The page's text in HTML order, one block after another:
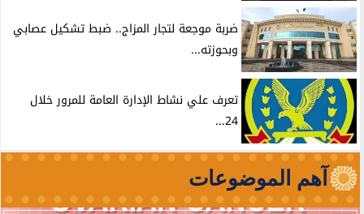
ضربة موجعة لتجار المزاج.. ضبط تشكيل عصابي
وبحوزته...
تعرف علي نشاط الإدارة العامة للمرور خلال
24...
آهم الموضوعات